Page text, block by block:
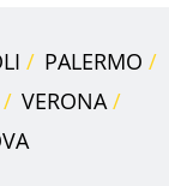
PALERMO
VERONA